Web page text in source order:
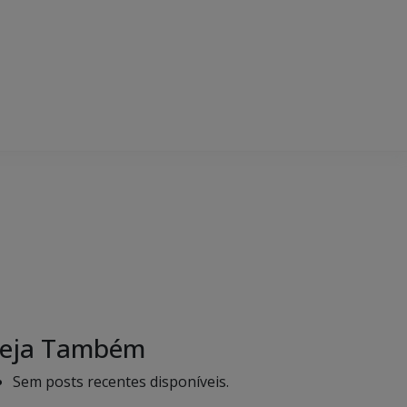
Também
Sem posts recentes disponíveis.